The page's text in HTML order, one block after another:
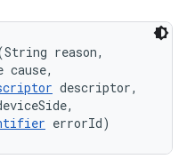
reason,
cause,
descriptor,
errorId)